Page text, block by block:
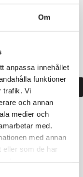
Om
anpassa innehållet
funktioner
trafik. Vi
och annan
medier och
med.
med annan
eller som de har